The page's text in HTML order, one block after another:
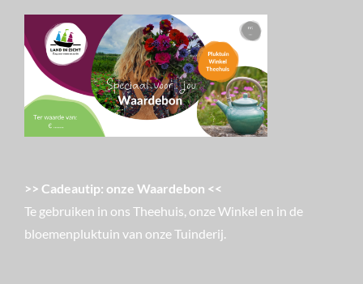
>> Cadeautip: onze Waardebon <<
Te gebruiken in ons Theehuis, onze Winkel en in de
bloemenpluktuin van onze Tuinderij.